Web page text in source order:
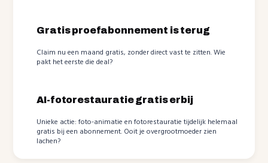
Gratis proefabonnement is terug
Claim nu een maand gratis, zonder direct vast te zitten. Wie
pakt het eerste die deal?
AI-fotorestauratie gratis erbij
Unieke actie: foto-animatie en fotorestauratie tijdelijk helemaal
gratis bij een abonnement. Ooit je overgrootmoeder zien
lachen?